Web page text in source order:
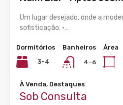
Um lugar desejado, onde a
sofisticação. •…
Dormitórios
3-4
Banheiros
4-6
Área
À Venda, Destaques
Sob Consulta